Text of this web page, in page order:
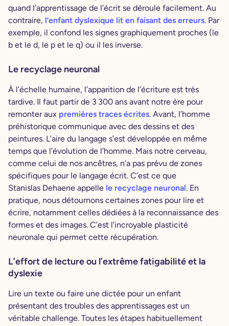
quand l’apprentissage de l’écrit se déroule facilement. Au
contraire, l’enfant dyslexique lit en faisant des erreurs. Par
exemple, il confond les signes graphiquement proches (le
b et le d, le p et le q) ou il les inverse.
Le recyclage neuronal
À l’échelle humaine, l’apparition de l’écriture est très
tardive. Il faut partir de 3 300 ans avant notre ère pour
remonter aux premières traces écrites. Avant, l’homme
préhistorique communique avec des dessins et des
peintures. L’aire du langage s’est développée en même
temps que l’évolution de l’homme. Mais notre cerveau,
comme celui de nos ancêtres, n’a pas prévu de zones
spécifiques pour le langage écrit. C’est ce que
Stanislas Dehaene appelle le recyclage neuronal. En
pratique, nous détournons certaines zones pour lire et
écrire, notamment celles dédiées à la reconnaissance des
formes et des images. C’est l’incroyable plasticité
neuronale qui permet cette récupération.
L’effort de lecture ou l’extrême fatigabilité et la
dyslexie
Lire un texte ou faire une dictée pour un enfant
présentant des troubles des apprentissages est un
véritable challenge. Toutes les étapes habituellement